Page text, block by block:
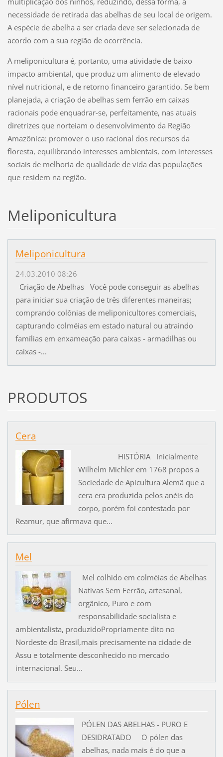
necessidade de retirada das abelhas de seu local de origem.
A espécie de abelha a ser criada deve ser selecionada de
acordo com a sua região de ocorrência.
A meliponicultura é, portanto, uma atividade de baixo
impacto ambiental, que produz um alimento de elevado
nível nutricional, e de retorno financeiro garantido. Se bem
planejada, a criação de abelhas sem ferrão em caixas
racionais pode enquadrar-se, perfeitamente, nas atuais
diretrizes que norteiam o desenvolvimento da Região
Amazônica: promover o uso racional dos recursos da
floresta, equilibrando interesses ambientais, com interesses
sociais de melhoria de qualidade de vida das populações
que residem na região.
Meliponicultura
Meliponicultura
24.03.2010 08:26
Criação de Abelhas Você pode conseguir as abelhas
para iniciar sua criação de três diferentes maneiras;
comprando colônias de meliponicultores comerciais,
capturando colméias em estado natural ou atraindo
famílias em enxameação para caixas - armadilhas ou
caixas -...
PRODUTOS
Cera
HISTÓRIA Inicialmente
Wilhelm Michler em 1768 propos a
Sociedade de Apicultura Alemã que a
cera era produzida pelos anéis do
corpo, porém foi contestado por
Reamur, que afirmava que...
Mel
Mel colhido em colméias de Abelhas
Nativas Sem Ferrão, artesanal,
orgânico, Puro e com
responsabilidade socialista e
ambientalista, produzidoPropriamente dito no
Nordeste do Brasil,mais precisamente na cidade de
Assu e totalmente desconhecido no mercado
internacional. Seu...
Pólen
PÓLEN DAS ABELHAS - PURO E
DESIDRATADO O pólen das
abelhas, nada mais é do que a